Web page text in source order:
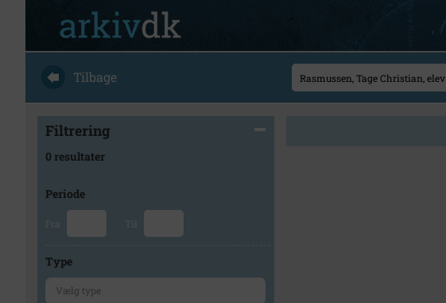
Tilbage
Filtrering
0 resultater
Periode
Fra Til
Type